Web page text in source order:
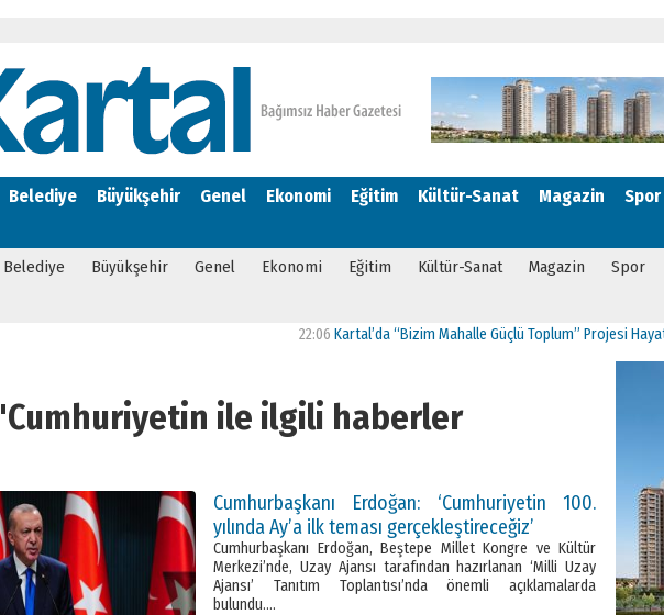
Belediye Büyükşehir Genel Ekonomi Eğitim Kültür-Sanat Magazin Spor
Belediye Büyükşehir Genel Ekonomi Eğitim Kültür-Sanat Magazin Spor
Kartal’da “Bizim Mahalle Güçlü Toplum” Projesi Hayata Geçti
'Cumhuriyetin ile ilgili haberler
Cumhurbaşkanı Erdoğan: ‘Cumhuriyetin 100.
yılında Ay’a ilk teması gerçekleştireceğiz’
Cumhurbaşkanı Erdoğan, Beştepe Millet Kongre ve Kültür
Merkezi’nde, Uzay Ajansı tarafından hazırlanan ‘Milli Uzay
Ajansı’ Tanıtım Toplantısı’nda önemli açıklamalarda
bulundu….